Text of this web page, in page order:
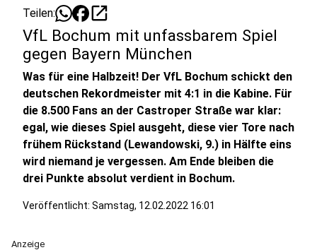
Teilen: open_in_new
VfL Bochum mit unfassbarem Spiel
gegen Bayern München
Was für eine Halbzeit! Der VfL Bochum schickt den
deutschen Rekordmeister mit 4:1 in die Kabine. Für
die 8.500 Fans an der Castroper Straße war klar:
egal, wie dieses Spiel ausgeht, diese vier Tore nach
frühem Rückstand (Lewandowski, 9.) in Hälfte eins
wird niemand je vergessen. Am Ende bleiben die
drei Punkte absolut verdient in Bochum.
Veröffentlicht: Samstag, 12.02.2022 16:01
Anzeige